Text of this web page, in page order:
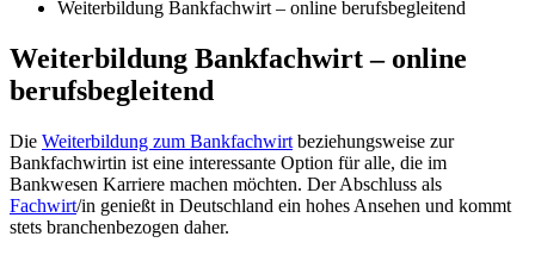
Weiterbildung Bankfachwirt – online berufsbegleitend
Weiterbildung Bankfachwirt – online
berufsbegleitend
Die Weiterbildung zum Bankfachwirt beziehungsweise zur
Bankfachwirtin ist eine interessante Option für alle, die im
Bankwesen Karriere machen möchten. Der Abschluss als
Fachwirt/in genießt in Deutschland ein hohes Ansehen und kommt
stets branchenbezogen daher.